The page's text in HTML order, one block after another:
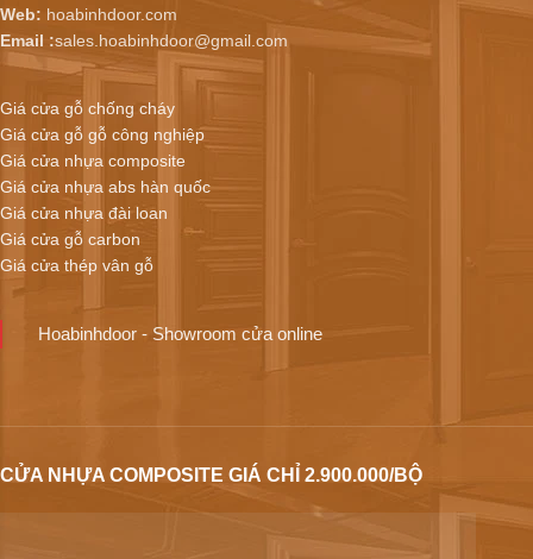
Web: hoabinhdoor.com
Email :sales.hoabinhdoor@gmail.com
Giá cửa gỗ chống cháy
Giá cửa gỗ gỗ công nghiệp
Giá cửa nhựa composite
Giá cửa nhựa abs hàn quốc
Giá cửa nhựa đài loan
Giá cửa gỗ carbon
Giá cửa thép vân gỗ
Hoabinhdoor - Showroom cửa online
CỬA NHỰA COMPOSITE GIÁ CHỈ 2.900.000/BỘ